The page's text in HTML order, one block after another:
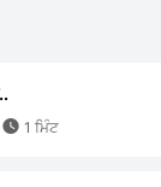
 1 ਮਿੰਟ